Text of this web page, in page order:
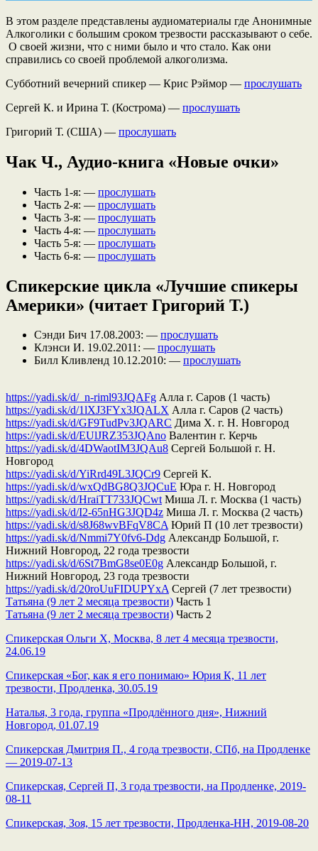
В этом разделе представлены аудиоматериалы где Анонимные
Алкоголики с большим сроком трезвости рассказывают о себе.
О своей жизни, что с ними было и что стало. Как они
справились со своей проблемой алкоголизма.
Субботний вечерний спикер — Крис Рэймор — прослушать
Сергей К. и Ирина Т. (Кострома) — прослушать
Григорий Т. (США) — прослушать
Чак Ч., Аудио-книга «Новые очки»
Часть 1-я: — прослушать
Часть 2-я: — прослушать
Часть 3-я: — прослушать
Часть 4-я: — прослушать
Часть 5-я: — прослушать
Часть 6-я: — прослушать
Cпикерские цикла «Лучшие спикеры
Америки» (читает Григорий Т.)
Сэнди Бич 17.08.2003: — прослушать
Клэнси И. 19.02.2011: — прослушать
Билл Кливленд 10.12.2010: — прослушать
https://yadi.sk/d/_n-riml93JQAFg Алла г. Саров (1 часть)
https://yadi.sk/d/1lXJ3FYx3JQALX Алла г. Саров (2 часть)
https://yadi.sk/d/GF9TudPv3JQARC Дима Х. г. Н. Новгород
https://yadi.sk/d/EUlJRZ353JQAno Валентин г. Керчь
https://yadi.sk/d/4DWaotIM3JQAu8 Сергей Большой г. Н.
Новгород
https://yadi.sk/d/YiRrd49L3JQCr9 Сергей К.
https://yadi.sk/d/wxQdBG8Q3JQCuE Юра г. Н. Новгород
https://yadi.sk/d/HraiTT733JQCwtМиша Л. г. Москва (1 часть)
https://yadi.sk/d/I2-65nHG3JQD4z Миша Л. г. Москва (2 часть)
https://yadi.sk/d/s8J68wvBFqV8CAЮрий П (10 лет трезвости)
https://yadi.sk/d/Nmmi7Y0fv6-Ddg Александр Большой, г.
Нижний Новгород, 22 года трезвости
https://yadi.sk/d/6St7BmG8se0E0g Александр Большой, г.
Нижний Новгород, 23 года трезвости
https://yadi.sk/d/20roUuFIDUPYxAСергей (7 лет трезвости)
Татьяна (9 лет 2 месяца трезвости) Часть 1
Татьяна (9 лет 2 месяца трезвости) Часть 2
Спикерская Ольги Х, Москва, 8 лет 4 месяца трезвости,
24.06.19
Спикерская «Бог, как я его понимаю» Юрия К, 11 лет
трезвости, Продленка, 30.05.19
Наталья, 3 года, группа «Продлённого дня», Нижний
Новгород, 01.07.19
Спикерская Дмитрия П., 4 года трезвости, СПб, на Продленке
— 2019-07-13
Спикерская, Сергей П, 3 года трезвости, на Продленке, 2019-
08-11
Спикерская, Зоя, 15 лет трезвости, Продленка-НН, 2019-08-20